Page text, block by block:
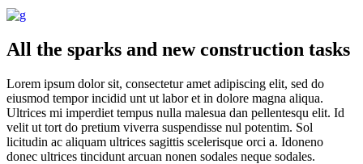
All the sparks and new construction tasks
Lorem ipsum dolor sit, consectetur amet adipiscing elit, sed do
eiusmod tempor incidid unt ut labor et in dolore magna aliqua.
Ultrices mi imperdiet tempus nulla malesua dan pellentesqu elit. Id
velit ut tort do pretium viverra suspendisse nul potentim. Sol
licitudin ac aliquam ultrices sagittis scelerisque orci a. Idoneno
donec ultrices tincidunt arcuan nonen sodales neque sodales.
Marketing
Udostępniając
swoje
zainteresowania i
zachowania
podczas